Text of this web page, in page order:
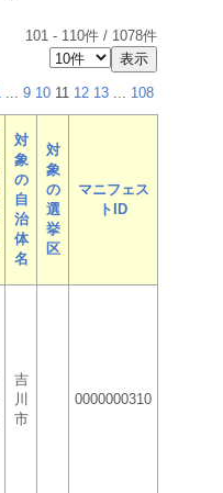
101 - 110件 / 1078件
... 9 10 11 12 13 ... 108
対
象
の
自
治
体
名
対
象
の
選
挙
区
マニフェス
トID
吉
川
市
0000000310